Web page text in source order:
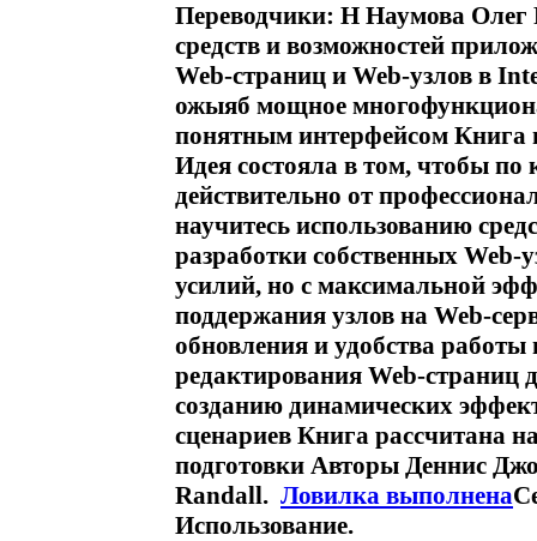
Переводчики: Н Наумова Олег
средств и возможностей
Web-страниц и Web-узлов в
ожыяб мощное
понятным интерфейсом Книга
Идея состояла в том, чтобы
действительно от
научитесь использованию
разработки собственных Web-
усилий, но с максимальной
поддержания узлов на Web-
обновления и удобства
редактирования Web-
созданию динамических
сценариев Книга рассчитана
подготовки Авторы Деннис
Randall. Ловилка выполнена
Использование.